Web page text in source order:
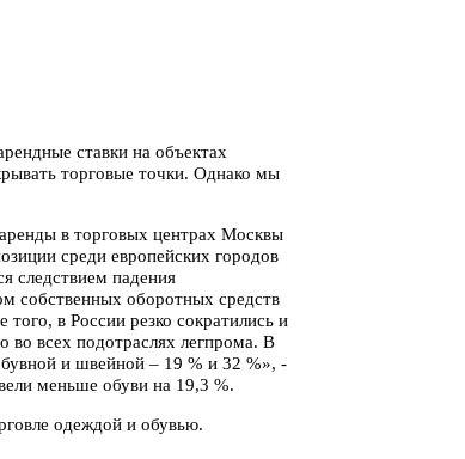
ставки на объектах
торговые точки. Однако мы
в торговых центрах Москвы
среди европейских городов
следствием падения
собственных оборотных средств
в России резко сократились и
во всех подотраслях легпрома. В
и швейной – 19 % и 32 %», -
меньше обуви на 19,3 %.
одеждой и обувью.